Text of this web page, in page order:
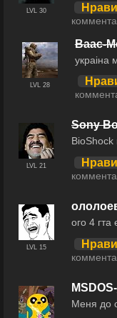
LVL 30
LVL 28
Ваас-
украiна
LVL 21
Sony
BioShock
LVL 15
ого 4
Меня до